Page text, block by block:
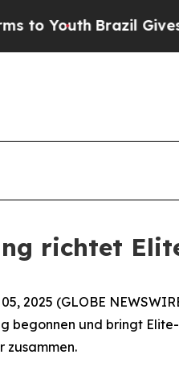
Brazil Gives
richtet
2025 (GLOBE
begonnen und bringt
zusammen.